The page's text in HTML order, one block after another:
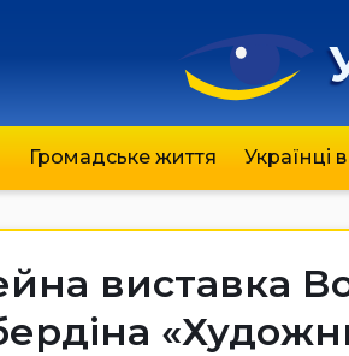
Громадське життя Українці в
виставка